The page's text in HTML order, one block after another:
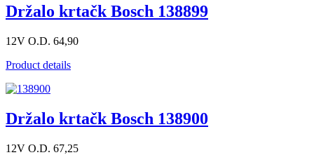
Držalo krtačk Bosch 138899
12V O.D. 64,90
Product details
Držalo krtačk Bosch 138900
12V O.D. 67,25